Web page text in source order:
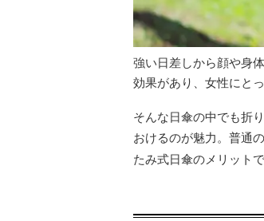
強い日差しから顔や身
効果があり、女性にと
そんな日傘の中でも折
おけるのが魅力。普通
たみ式日傘のメリットで